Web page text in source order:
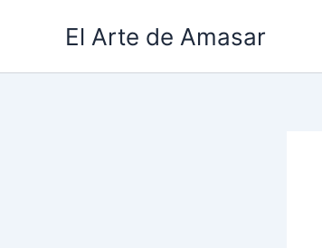
El Arte de Amasar